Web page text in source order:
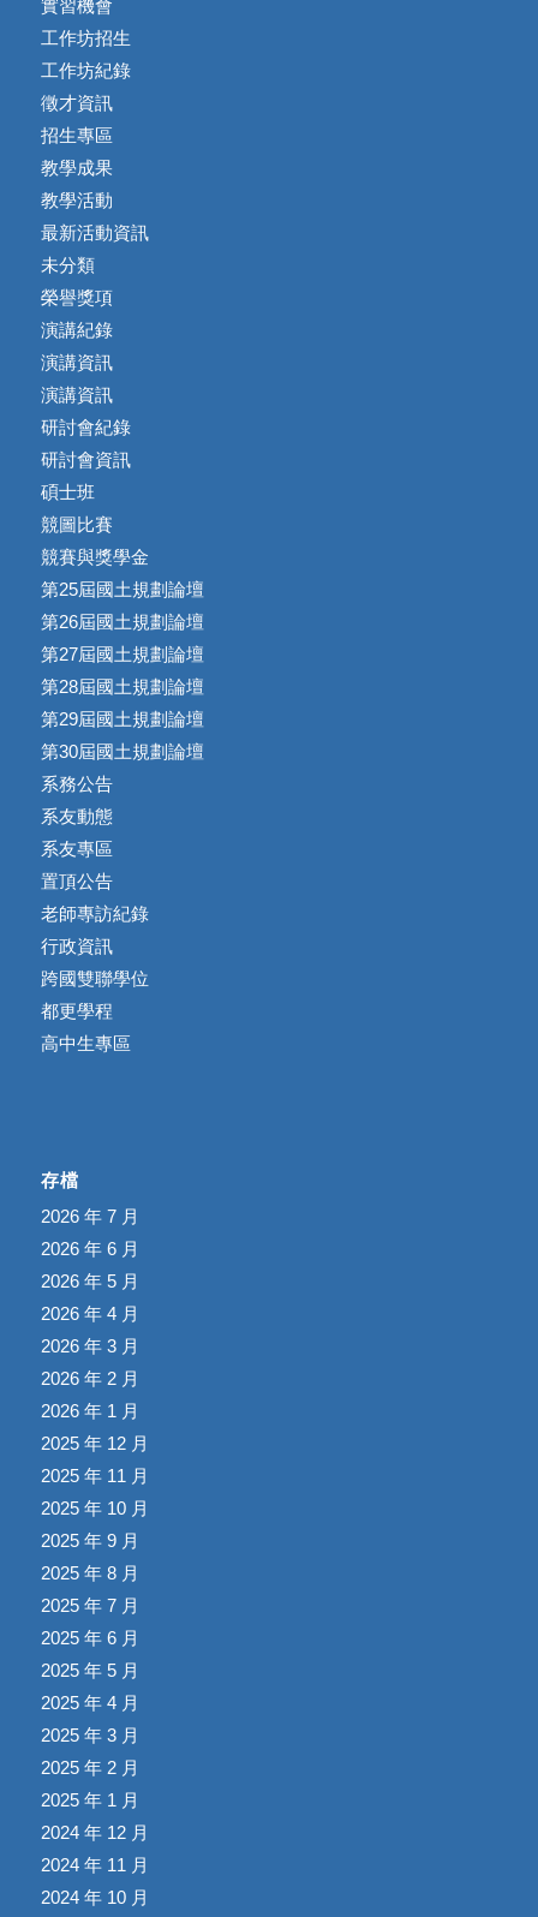
實習機會
工作坊招生
工作坊紀錄
徵才資訊
招生專區
教學成果
教學活動
最新活動資訊
未分類
榮譽獎項
演講紀錄
演講資訊
演講資訊
研討會紀錄
研討會資訊
碩士班
競圖比賽
競賽與獎學金
第25屆國土規劃論壇
第26屆國土規劃論壇
第27屆國土規劃論壇
第28屆國土規劃論壇
第29屆國土規劃論壇
第30屆國土規劃論壇
系務公告
系友動態
系友專區
置頂公告
老師專訪紀錄
行政資訊
跨國雙聯學位
都更學程
高中生專區
存檔
2026 年 7 月
2026 年 6 月
2026 年 5 月
2026 年 4 月
2026 年 3 月
2026 年 2 月
2026 年 1 月
2025 年 12 月
2025 年 11 月
2025 年 10 月
2025 年 9 月
2025 年 8 月
2025 年 7 月
2025 年 6 月
2025 年 5 月
2025 年 4 月
2025 年 3 月
2025 年 2 月
2025 年 1 月
2024 年 12 月
2024 年 11 月
2024 年 10 月